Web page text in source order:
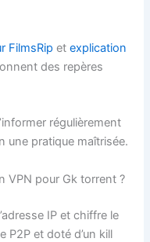
FilmsRip etexplication
des repères
régulièrement
une pratique maîtrisée.
VPN pour Gk torrent ?
IP et chiffre le
P2P et doté d’un kill